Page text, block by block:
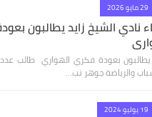
29 مايو 2026
نادي الشيخ زايد يطالبون
يطالبون بعودة فكري الهواري طالب
والرياضة جوهر نب…
19 يوليو 2024